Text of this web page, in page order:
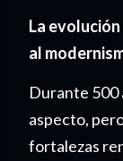
La
al
Durante 500
aspecto,
fortalezas